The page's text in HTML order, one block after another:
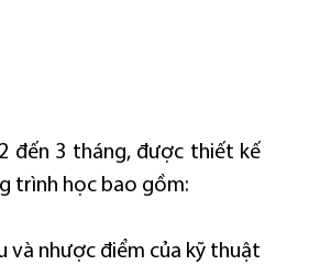
đến 3 tháng, được thiết kế
trình học bao gồm:
và nhược điểm của kỹ thuật